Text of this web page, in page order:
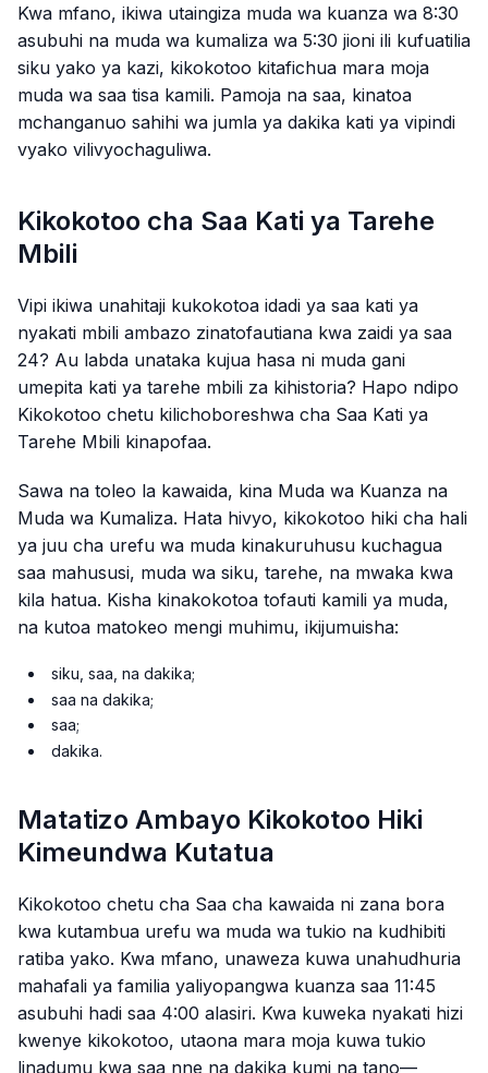
Kwa mfano, ikiwa utaingiza muda wa kuanza wa 8:30
asubuhi na muda wa kumaliza wa 5:30 jioni ili kufuatilia
siku yako ya kazi, kikokotoo kitafichua mara moja
muda wa saa tisa kamili. Pamoja na saa, kinatoa
mchanganuo sahihi wa jumla ya dakika kati ya vipindi
vyako vilivyochaguliwa.
Kikokotoo cha Saa Kati ya Tarehe
Mbili
Vipi ikiwa unahitaji kukokotoa idadi ya saa kati ya
nyakati mbili ambazo zinatofautiana kwa zaidi ya saa
24? Au labda unataka kujua hasa ni muda gani
umepita kati ya tarehe mbili za kihistoria? Hapo ndipo
Kikokotoo chetu kilichoboreshwa cha Saa Kati ya
Tarehe Mbili kinapofaa.
Sawa na toleo la kawaida, kina Muda wa Kuanza na
Muda wa Kumaliza. Hata hivyo, kikokotoo hiki cha hali
ya juu cha urefu wa muda kinakuruhusu kuchagua
saa mahususi, muda wa siku, tarehe, na mwaka kwa
kila hatua. Kisha kinakokotoa tofauti kamili ya muda,
na kutoa matokeo mengi muhimu, ikijumuisha:
siku, saa, na dakika;
saa na dakika;
saa;
dakika.
Matatizo Ambayo Kikokotoo Hiki
Kimeundwa Kutatua
Kikokotoo chetu cha Saa cha kawaida ni zana bora
kwa kutambua urefu wa muda wa tukio na kudhibiti
ratiba yako. Kwa mfano, unaweza kuwa unahudhuria
mahafali ya familia yaliyopangwa kuanza saa 11:45
asubuhi hadi saa 4:00 alasiri. Kwa kuweka nyakati hizi
kwenye kikokotoo, utaona mara moja kuwa tukio
linadumu kwa saa nne na dakika kumi na tano—